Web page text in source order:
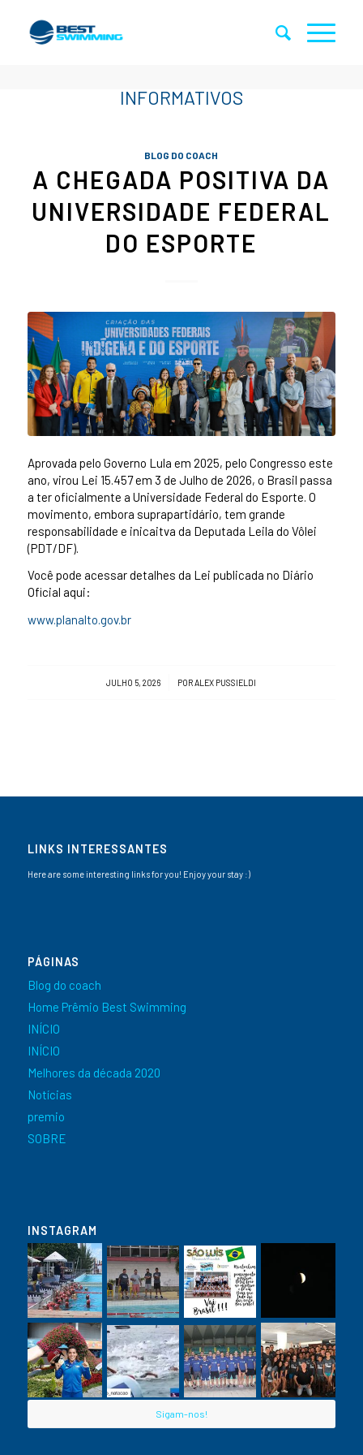
BLOG DO COACH
A CHEGADA POSITIVA DA
UNIVERSIDADE FEDERAL
DO ESPORTE
Aprovada pelo Governo Lula em 2025, pelo Congresso este
ano, virou Lei 15.457 em 3 de Julho de 2026, o Brasil passa
a ter oficialmente a Universidade Federal do Esporte. O
movimento, embora suprapartidário, tem grande
responsabilidade e inicaitva da Deputada Leila do Vôlei
(PDT/DF).
Você pode acessar detalhes da Lei publicada no Diário
Oficial aqui:
www.planalto.gov.br
JULHO 5, 2026
/ PORALEX PUSSIELDI
LINKS INTERESSANTES
Here are some interesting links for you! Enjoy your stay :)
PÁGINAS
Blog do coach
Home Prêmio Best Swimming
INÍCIO
INÍCIO
Melhores da década 2020
Notícias
premio
SOBRE
INSTAGRAM
Sigam-nos!